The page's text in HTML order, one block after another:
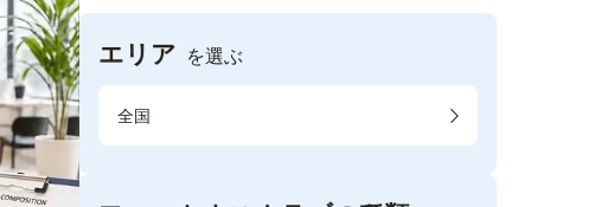
エリア を選ぶ
全国